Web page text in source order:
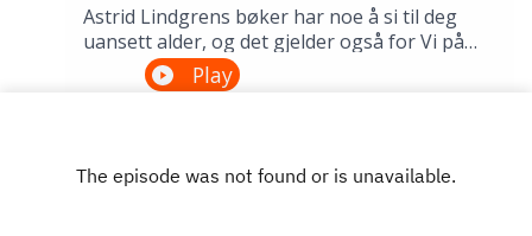
Astrid Lindgrens bøker har noe å si til deg
uansett alder, og det gjelder også for Vi på
Saltkråkan. Dette er den eneste Lindgren-
boken som ble skrevet etter filmatiseringen,
generasjon. Lån den på biblioteket ditt!---
Innspilt på Sandnes bibliotek i april
Play